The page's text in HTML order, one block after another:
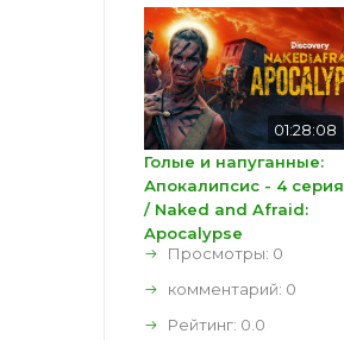
01:28:08
Голые и напуганные:
Апокалипсис - 4 серия
/ Naked and Afraid:
Apocalypse
Просмотры: 0
комментарий: 0
Рейтинг: 0.0